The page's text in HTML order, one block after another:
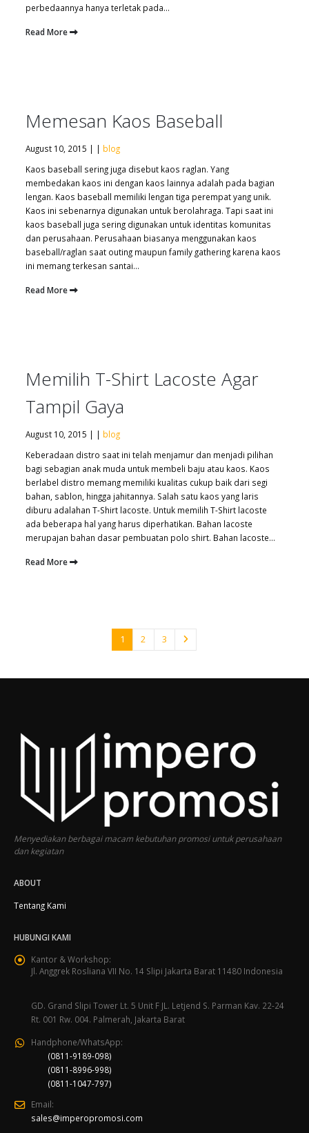
perbedaannya hanya terletak pada...
Read More
Memesan Kaos Baseball
August 10, 2015 | | blog
Kaos baseball sering juga disebut kaos raglan. Yang
membedakan kaos ini dengan kaos lainnya adalah pada bagian
lengan. Kaos baseball memiliki lengan tiga perempat yang unik.
Kaos ini sebenarnya digunakan untuk berolahraga. Tapi saat ini
kaos baseball juga sering digunakan untuk identitas komunitas
dan perusahaan. Perusahaan biasanya menggunakan kaos
baseball/raglan saat outing maupun family gathering karena kaos
ini memang terkesan santai...
Read More
Memilih T-Shirt Lacoste Agar
Tampil Gaya
August 10, 2015 | | blog
Keberadaan distro saat ini telah menjamur dan menjadi pilihan
bagi sebagian anak muda untuk membeli baju atau kaos. Kaos
berlabel distro memang memiliki kualitas cukup baik dari segi
bahan, sablon, hingga jahitannya. Salah satu kaos yang laris
diburu adalahan T-Shirt lacoste. Untuk memilih T-Shirt lacoste
ada beberapa hal yang harus diperhatikan. Bahan lacoste
merupajan bahan dasar pembuatan polo shirt. Bahan lacoste...
Read More
1 2 3
Menyediakan berbagai macam kebutuhan promosi untuk perusahaan
dan kegiatan
ABOUT
Tentang Kami
HUBUNGI KAMI
Kantor & Workshop:
Jl. Anggrek Rosliana VII No. 14 Slipi Jakarta Barat 11480 Indonesia
GD. Grand Slipi Tower Lt. 5 Unit F JL. Letjend S. Parman Kav. 22-24
Rt. 001 Rw. 004. Palmerah, Jakarta Barat
Handphone/WhatsApp:
(0811-9189-098)
(0811-8996-998)
(0811-1047-797)
Email:
sales@imperopromosi.com